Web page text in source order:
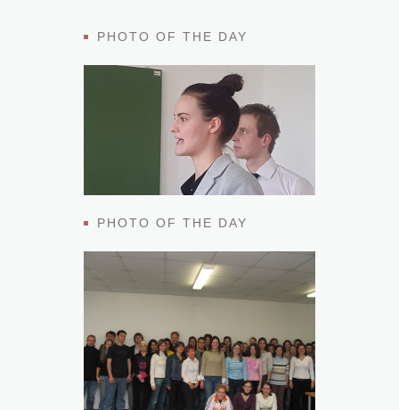
PHOTO OF THE DAY
PHOTO OF THE DAY